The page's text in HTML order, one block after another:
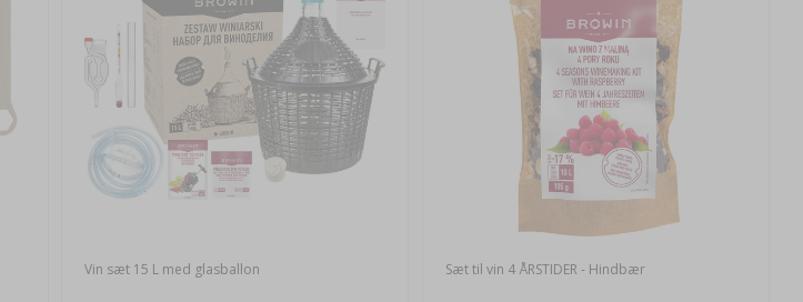
Vin sæt 15 L med glasballon Sæt til vin 4 ÅRSTIDER - Hindbær